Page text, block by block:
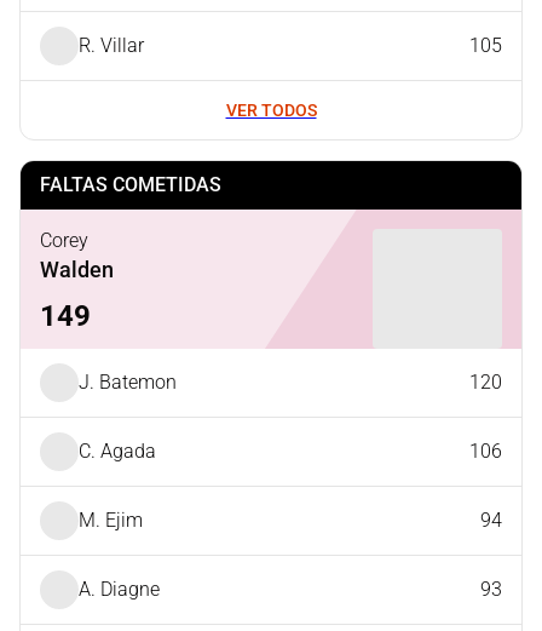
R. Villar 105
VER TODOS
FALTAS COMETIDAS
Corey
Walden
149
J. Batemon 120
C. Agada 106
M. Ejim 94
A. Diagne 93